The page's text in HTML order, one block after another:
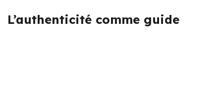
L’authenticité comme guide